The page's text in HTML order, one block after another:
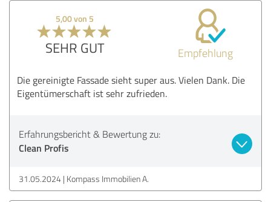
5,00 von 5
SEHR GUT Empfehlung
Die gereinigte Fassade sieht super aus. Vielen Dank. Die
Eigentümerschaft ist sehr zufrieden.
Erfahrungsbericht & Bewertung zu:
Clean Profis
31.05.2024 Kompass Immobilien A.